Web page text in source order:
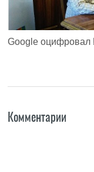
Google оцифровал
Комментарии